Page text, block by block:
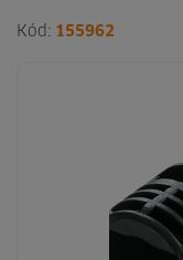
Kód: 155962